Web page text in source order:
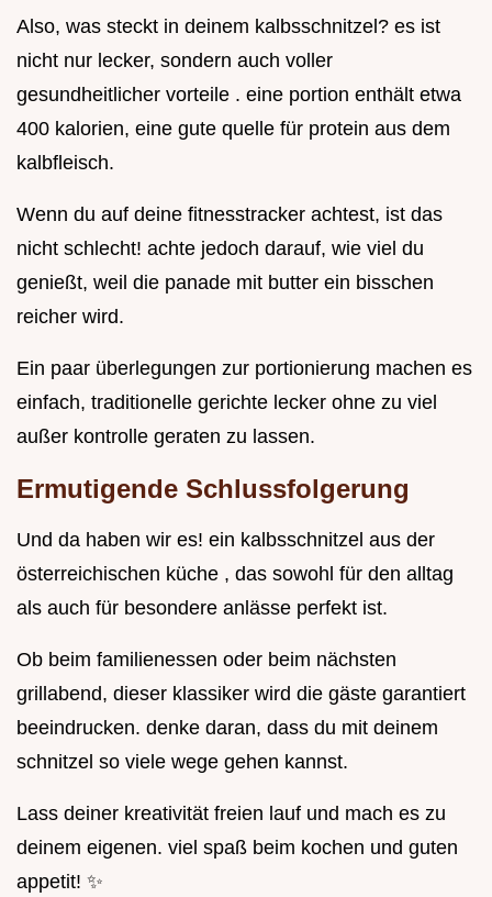
Also, was steckt in deinem kalbsschnitzel? es ist
nicht nur lecker, sondern auch voller
gesundheitlicher vorteile . eine portion enthält etwa
400 kalorien, eine gute quelle für protein aus dem
kalbfleisch.
Wenn du auf deine fitnesstracker achtest, ist das
nicht schlecht! achte jedoch darauf, wie viel du
genießt, weil die panade mit butter ein bisschen
reicher wird.
Ein paar überlegungen zur portionierung machen es
einfach, traditionelle gerichte lecker ohne zu viel
außer kontrolle geraten zu lassen.
Ermutigende Schlussfolgerung
Und da haben wir es! ein kalbsschnitzel aus der
österreichischen küche , das sowohl für den alltag
als auch für besondere anlässe perfekt ist.
Ob beim familienessen oder beim nächsten
grillabend, dieser klassiker wird die gäste garantiert
beeindrucken. denke daran, dass du mit deinem
schnitzel so viele wege gehen kannst.
Lass deiner kreativität freien lauf und mach es zu
deinem eigenen. viel spaß beim kochen und guten
appetit! ✨